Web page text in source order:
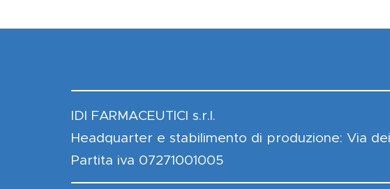
IDI FARMACEUTICI s.r.l.
Headquarter e stabilimento di produzione: Via
Partita iva 07271001005